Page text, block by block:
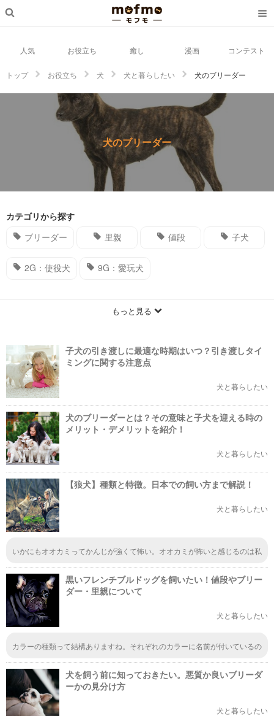
人気 お役立ち 癒し 漫画 コンテスト
トップ お役立ち 犬 犬と暮らしたい 犬のブリーダー
犬のブリーダー
カテゴリから探す
ブリーダー
里親 値段 子犬
2G：使役犬 9G：愛玩犬
もっと見る
子犬の引き渡しに最適な時期はいつ？引き渡しタイ
ミングに関する注意点
犬と暮らしたい
犬のブリーダーとは？その意味と子犬を迎える時の
メリット・デメリットを紹介！
犬と暮らしたい
【狼犬】種類と特徴。日本での飼い方まで解説！
犬と暮らしたい
いかにもオオカミってかんじが強くて怖い。オオカミが怖いと感じるのは私
ほぼオオカミ。
黒いフレンチブルドッグを飼いたい！値段やブリー
ダー・里親について
犬と暮らしたい
カラーの種類って結構ありますね。それぞれのカラーに名前が付いているの
れの写真があったら、よかったなぁと思いましたが、希少なら写真も見つか
りにくいのかもですね。犬を飼う前に知っておきたい。悪質か良いブリーダ
ーかの見分け方
犬と暮らしたい